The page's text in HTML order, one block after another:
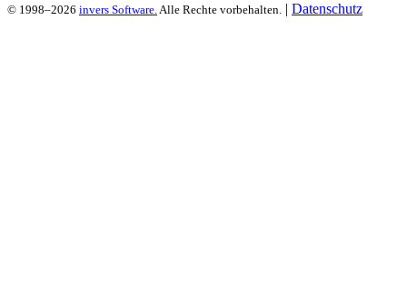
© 1998–2026 invers Software.Alle Rechte vorbehalten. | Datenschutz